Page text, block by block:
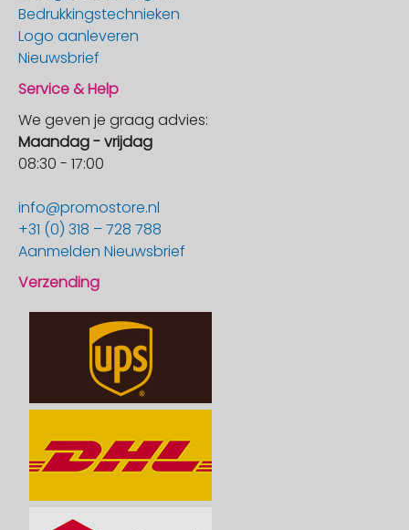
Bedrukkingstechnieken
Logo aanleveren
Nieuwsbrief
Service & Help
We geven je graag advies:
Maandag - vrijdag
08:30 - 17:00
info@promostore.nl
+31 (0) 318 – 728 788
Aanmelden Nieuwsbrief
Verzending